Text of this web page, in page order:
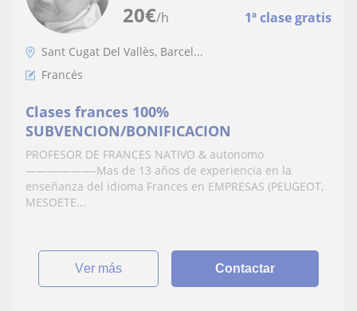
20€/h 1ª clase gratis
Sant Cugat Del Vallès, Barcel...
Francés
Clases frances 100%
SUBVENCION/BONIFICACION
PROFESOR DE FRANCES NATIVO & autonomo
——————-Mas de 13 años de experiencia en la
enseñanza del idioma Frances en EMPRESAS (PEUGEOT,
MESOETE...
ver más Contactar